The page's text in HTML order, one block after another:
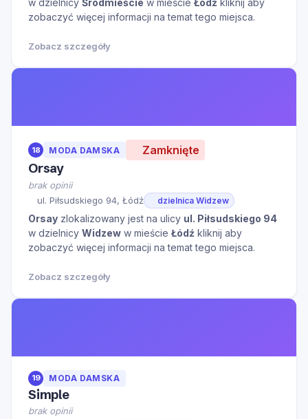
w dzielnicy Śródmieście w mieście Łódź kliknij aby
zobaczyć więcej informacji na temat tego miejsca.
Zobacz szczegóły
18 MODA DAMSKA Zamknięte
Orsay
brak opinii
ul. Piłsudskiego 94, Łódź
dzielnica Widzew
Orsay zlokalizowany jest na ulicy ul. Piłsudskiego 94
w dzielnicy Widzew w mieście Łódź kliknij aby
zobaczyć więcej informacji na temat tego miejsca.
Zobacz szczegóły
19 MODA DAMSKA
Simple
brak opinii